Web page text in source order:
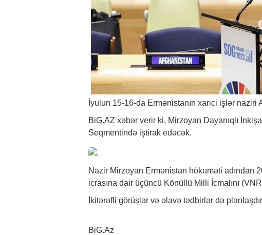
İyulun 15-16-da Ermənistanın xarici işlər
BiG.AZ xəbər verir ki, Mirzoyan Dayanıqlı
Seqmentində iştirak edəcək.
Nazir Mirzoyan Ermənistan hökuməti adından
icrasına dair üçüncü Könüllü Milli İcmalını
İkitərəfli görüşlər və əlavə tədbirlər də
BiG.Az